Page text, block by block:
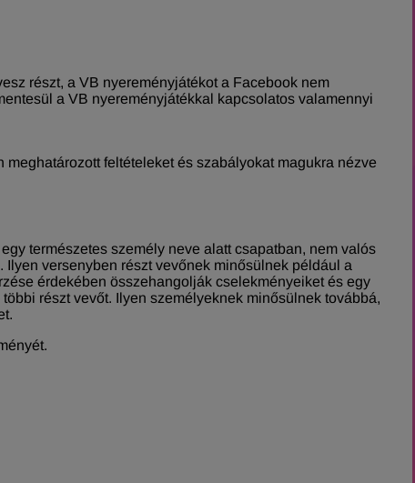
részt, a VB nyereményjátékot a Facebook nem
a VB nyereményjátékkal kapcsolatos valamennyi
feltételeket és szabályokat magukra nézve
természetes személy neve alatt csapatban, nem valós
versenyben részt vevőnek minősülnek például a
érdekében összehangolják cselekményeiket és egy
részt vevőt. Ilyen személyeknek minősülnek továbbá,